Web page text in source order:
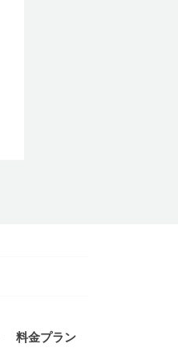
料金プラン